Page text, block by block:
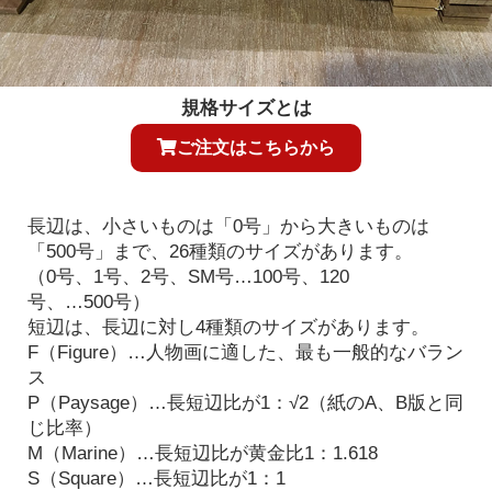
規格サイズとは
ご注文はこちらから
長辺は、小さいものは「0号」から大きいものは
「500号」まで、26種類のサイズがあります。
（0号、1号、2号、SM号…100号、120
号、…500号）
短辺は、長辺に対し4種類のサイズがあります。
F（Figure）…人物画に適した、最も一般的なバラン
ス
P（Paysage）…長短辺比が1：√2（紙のA、B版と同
じ比率）
M（Marine）…長短辺比が黄金比1：1.618
S（Square）…長短辺比が1：1